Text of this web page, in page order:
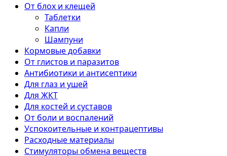
От блох и клещей
Таблетки
Капли
Шампуни
Кормовые добавки
От глистов и паразитов
Антибиотики и антисептики
Для глаз и ушей
Для ЖКТ
Для костей и суставов
От боли и воспалений
Успокоительные и контрацептивы
Расходные материалы
Стимуляторы обмена веществ